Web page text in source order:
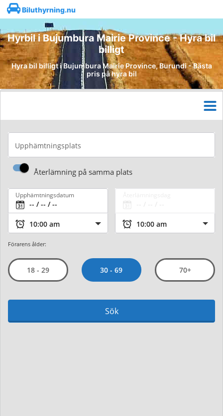
Biluthyrning.nu
Hyrbil i Bujumbura Mairie Province - Hyra bil
billigt
Hyra bil billigt i Bujumbura Mairie Province, Burundi - Bästa
pris på hyra bil
Upphämtningsplats
Återlämning på samma plats
Upphämtningsdatum
Förarens ålder:
18 - 29 30 - 69 70+
Sök